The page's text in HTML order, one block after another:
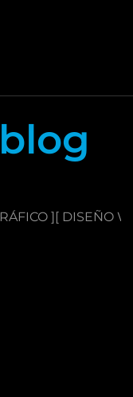
][ DISEÑO